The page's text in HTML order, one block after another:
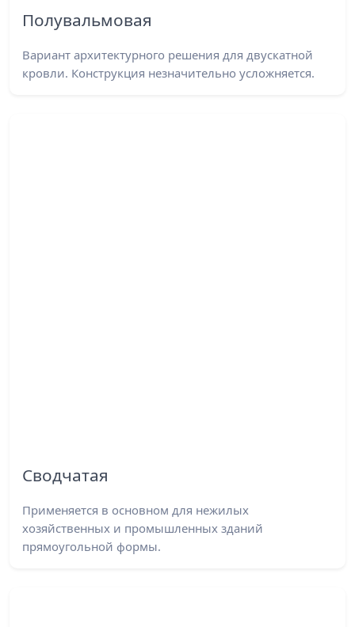
Полувальмовая
Вариант архитектурного решения для двускатной
кровли. Конструкция незначительно усложняется.
Сводчатая
Применяется в основном для нежилых
хозяйственных и промышленных зданий
прямоугольной формы.